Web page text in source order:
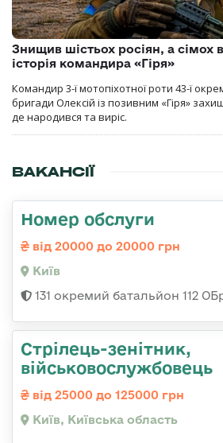
Знищив шістьох росіян, а сімох
історія командира «Гіря»
Командир 3-ї мотопіхотної роти 43-ї
бригади Олексій із позивним «Гіря»
де народився та виріс.
ВАКАНСІЇ
Номер обслуги
від 20000 до 20000 грн
Київ
131 окремий батальйон 112
Стpілець-зенітник,
військовослужбовець
від 25000 до 125000 грн
Київ, Київська область